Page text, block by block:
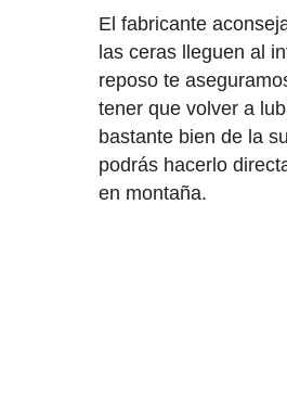
El fabricante
las ceras lleguen al
reposo te
tener que volver a
bastante bien de la
podrás hacerlo
en montaña.